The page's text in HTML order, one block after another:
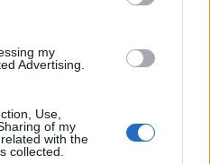
my
Advertising.
Use,
of my
with the
collected.
et maintenir une bonne
de gestes simples qui